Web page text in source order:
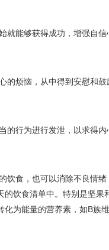
就能够获得成功，增强自信
的烦恼，从中得到安慰和
的行为进行发泄，以求得内
饮食清单中。特别是坚
为能量的营养素，如B族